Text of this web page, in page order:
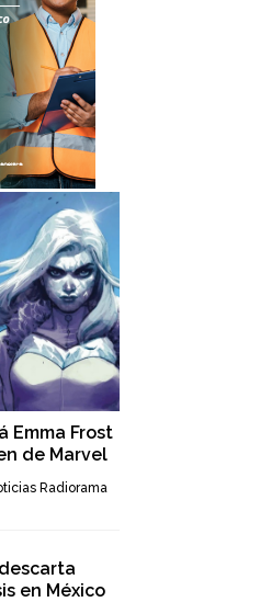
Emma Frost
de Marvel
Radiorama
en México